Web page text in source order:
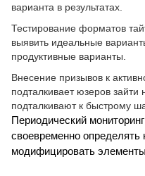
варианта в результатах.
Тестирование форматов
выявить идеальные
продуктивные варианты.
Внесение призывов к
подталкивает юзеров зайти
подталкивают к быстрому
Периодический
своевременно
модифицировать